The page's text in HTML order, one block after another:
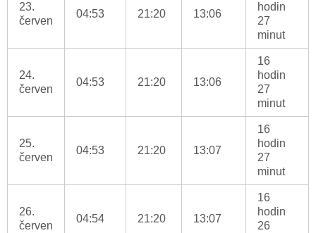
23.
červen
04:53 21:20 13:06
hodin
27
minut
24.
červen
04:53 21:20 13:06
16
hodin
27
minut
25.
červen
04:53 21:20 13:07
16
hodin
27
minut
26.
červen
04:54 21:20 13:07
16
hodin
26